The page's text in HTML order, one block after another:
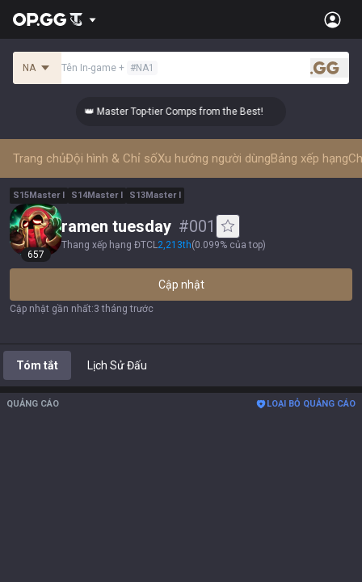
NA Tên In-game + #NA1
.gg
👑 Master Top-tier Comps from the Best!
Trang chủĐội hình & Chỉ sốXu hướng người dùngBảng xếp hạng
S15Master I S14Master I S13Master I
657
ramen tuesday #001
Thang xếp hạng ĐTCL2,213th(0.099% của top)
Cập nhật
Cập nhật gần nhất:3 tháng trước
Tóm tắt Lịch Sử Đấu
QUẢNG CÁO LOẠI BỎ QUẢNG CÁO